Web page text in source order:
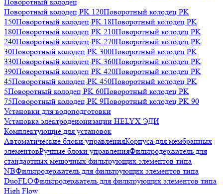
Поворотный колодец PK 120Поворотный колодец PK
150Поворотный колодец PK 18Поворотный колодец PK
180Поворотный колодец PK 210Поворотный колодец PK
240Поворотный колодец PK 270Поворотный колодец PK
30Поворотный колодец PK 300Поворотный колодец PK
330Поворотный колодец PK 360Поворотный колодец PK
390Поворотный колодец PK 420Поворотный колодец PK
45Поворотный колодец PK 450Поворотный колодец PK
5Поворотный колодец PK 60Поворотный колодец PK
75Поворотный колодец PK 9Поворотный колодец PK 90
Установки для водоподготовки
Установка электродеионизации HELYX ЭДИ
Комплектующие для установок
Автоматические блоки управленияКорпуса для мембранных
элементовРучные блоки управленияФильтродержатель для
стандартных мешочных фильтрующих элементов типа
NBФильтродержатель для фильтрующих элементов типа
DuoFLOФильтродержатель для фильтрующих элементов типа
High Flow